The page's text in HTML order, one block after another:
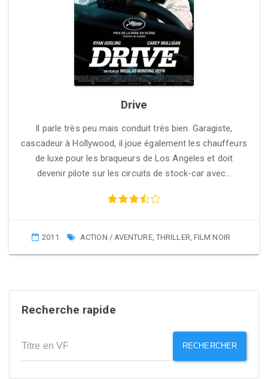
Drive
Il parle très peu mais conduit très bien. Garagiste,
cascadeur à Hollywood, il joue également les chauffeurs
de luxe pour les braqueurs de Los Angeles et doit
devenir pilote sur les circuits de stock-car avec…
2011 ACTION / AVENTURE, THRILLER, FILM NOIR
Recherche rapide
RECHERCHER